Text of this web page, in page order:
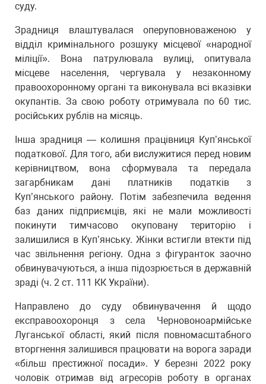
суду.
Зрадниця влаштувалася оперуповноваженою у
відділ кримінального розшуку місцевої «народної
міліції». Вона патрулювала вулиці, опитувала
місцеве населення, чергувала у незаконному
правоохоронному органі та виконувала всі вказівки
окупантів. За свою роботу отримувала по 60 тис.
російських рублів на місяць.
Інша зрадниця — колишня працівниця Куп’янської
податкової. Для того, аби вислужитися перед новим
керівництвом, вона сформувала та передала
загарбникам дані платників податків з
Куп’янського району. Потім забезпечила ведення
баз даних підприємців, які не мали можливості
покинути тимчасово окуповану територію і
залишилися в Куп’янську. Жінки встигли втекти під
час звільнення регіону. Одна з фігуранток заочно
обвинувачуються, а інша підозрюється в державній
зраді (ч. 2 ст. 111 КК України).
Направлено до суду обвинувачення й щодо
експравоохоронця з села Черновоноармійське
Луганської області, який після повномасштабного
вторгнення залишився працювати на ворога заради
«більш престижної посади». У березні 2022 року
чоловік отримав від агресорів роботу в органах